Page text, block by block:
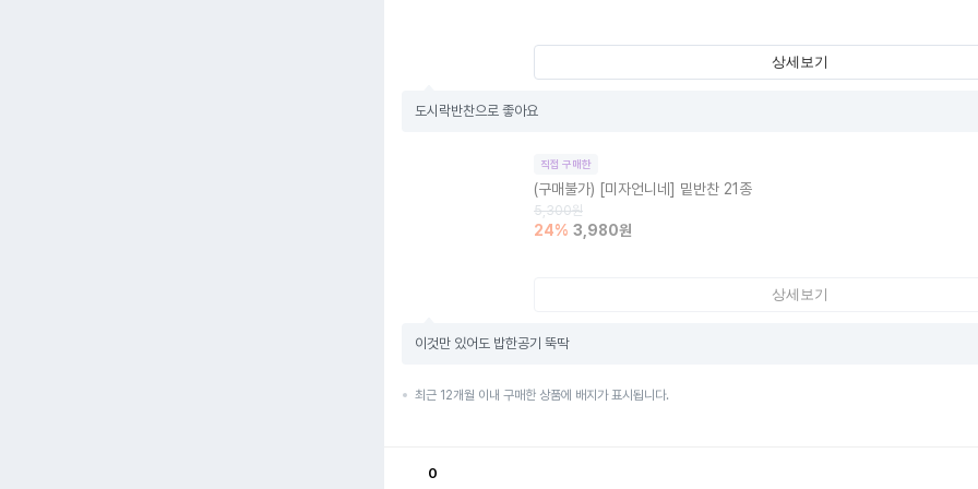
상세보기
도시락반찬으로 좋아요
직접 구매한
(구매불가) [미자언니네] 밑반찬 21종
5,300원
24% 3,980원
상세보기
이것만 있어도 밥한공기 뚝딱
최근 12개월 이내 구매한 상품에 배지가 표시됩니다.
0